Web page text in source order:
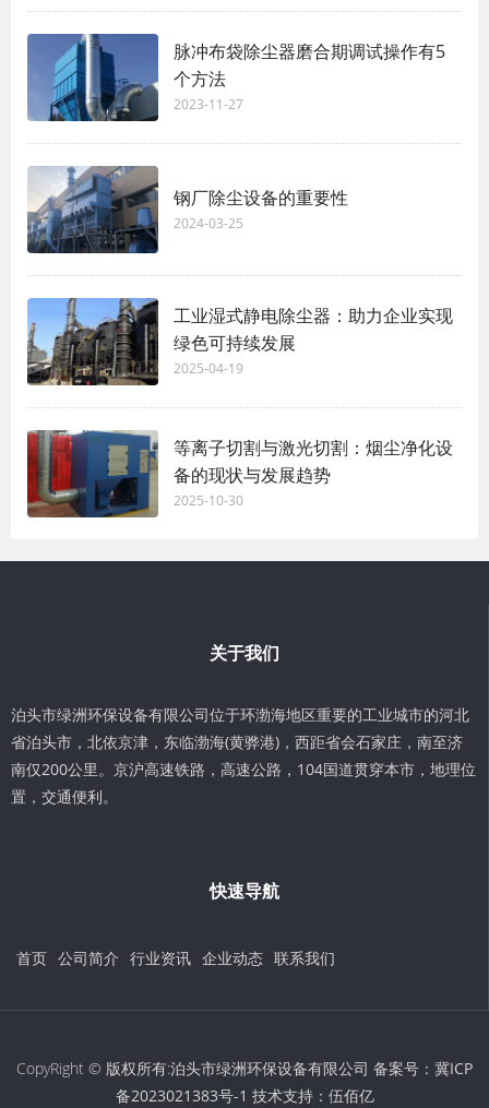
脉冲布袋除尘器磨合期调试操作有5
个方法
2023-11-27
钢厂除尘设备的重要性
2024-03-25
工业湿式静电除尘器：助力企业实现
绿色可持续发展
2025-04-19
等离子切割与激光切割：烟尘净化设
备的现状与发展趋势
2025-10-30
关于我们
泊头市绿洲环保设备有限公司位于环渤海地区重要的工业城市的河北
省泊头市，北依京津，东临渤海(黄骅港)，西距省会石家庄，南至济
南仅200公里。京沪高速铁路，高速公路，104国道贯穿本市，地理位
置，交通便利。
快速导航
首页 公司简介 行业资讯 企业动态 联系我们
CopyRight © 版权所有:泊头市绿洲环保设备有限公司 备案号： 冀ICP
备2023021383号-1 技术支持： 伍佰亿